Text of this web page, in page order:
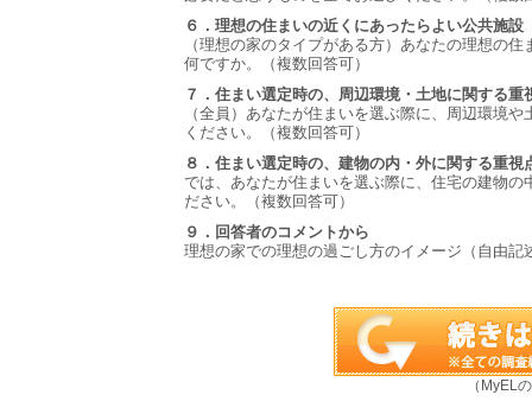
６．理想の住まいの近くにあったらよい公共施設
（理想の家のタイプがある方）あなたの理想の
何ですか。（複数回答可）
７．住まい選定時の、周辺環境・土地に関する重
（全員）あなたが住まいを選ぶ際に、周辺環境
ください。（複数回答可）
８．住まい選定時の、建物の内・外に関する重視
では、あなたが住まいを選ぶ際に、住宅の建物
ださい。（複数回答可）
９．回答者のコメントから
理想の家での理想の過ごし方のイメージ（自由記
（MyEL